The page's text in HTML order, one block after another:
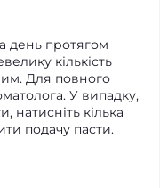
день протягом
кількість
Для повного
У випадку,
натисніть кілька
подачу пасти.